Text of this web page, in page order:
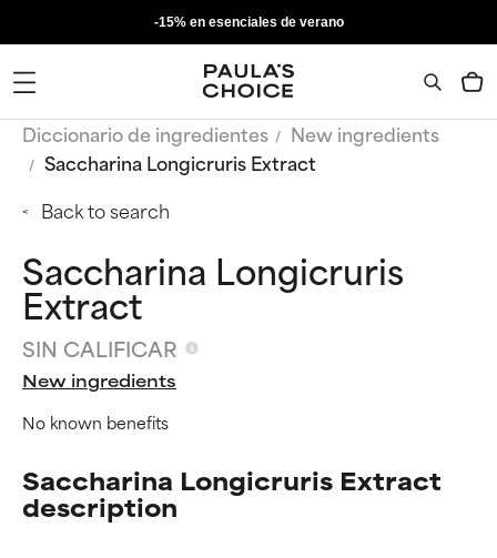
-15% en esenciales de verano
Diccionario de ingredientes
New ingredients
Saccharina Longicruris Extract
Back to search
Saccharina Longicruris
Extract
SIN CALIFICAR
New ingredients
No known benefits
Saccharina Longicruris Extract
description